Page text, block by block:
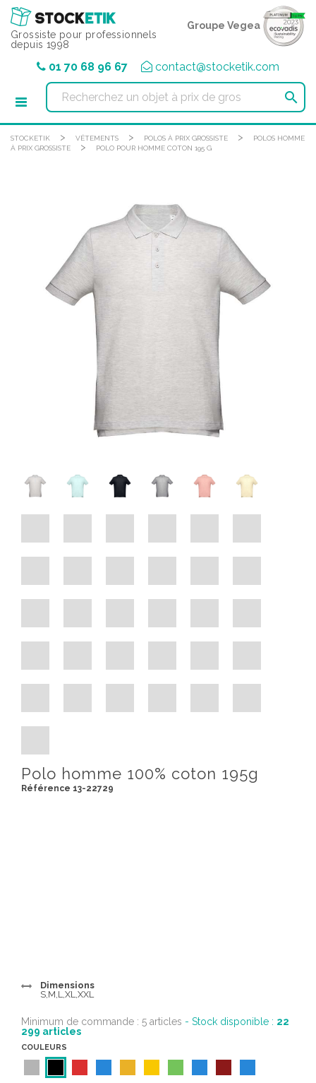
Grossiste pour professionnels
depuis 1998
Groupe Vegea
01 70 68 96 67 contact@stocketik.com

STOCKETIK > VÊTEMENTS > POLOS À PRIX GROSSISTE >
POLOS HOMME
À PRIX GROSSISTE
> POLO POUR HOMME COTON 195 G
Polo homme 100% coton 195g
Référence 13-22729
Dimensions
S,M,L,XL,XXL
Minimum de commande : 5 articles - Stock disponible : 22
299 articles
COULEURS
Panneau de gestion des cookies